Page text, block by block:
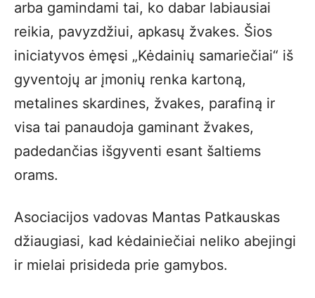
arba gamindami tai, ko dabar labiausiai
reikia, pavyzdžiui, apkasų žvakes. Šios
iniciatyvos ėmęsi „Kėdainių samariečiai“ iš
gyventojų ar įmonių renka kartoną,
metalines skardines, žvakes, parafiną ir
visa tai panaudoja gaminant žvakes,
padedančias išgyventi esant šaltiems
orams.
Asociacijos vadovas Mantas Patkauskas
džiaugiasi, kad kėdainiečiai neliko abejingi
ir mielai prisideda prie gamybos.